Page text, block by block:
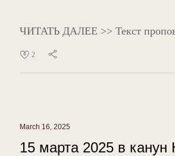
ЧИТАТЬ ДАЛЕЕ >> Текст
2
March 16, 2025
15 марта 2025 в канун